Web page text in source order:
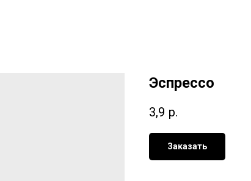
Эспрессо
3,9 р.
Заказать